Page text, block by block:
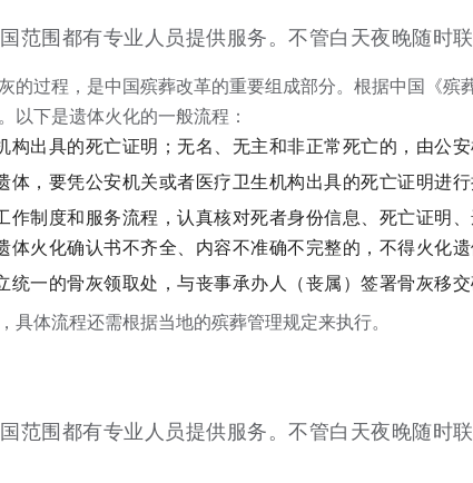
范围都有专业人员提供服务。不管白天夜晚随时
的过程，是中国殡葬改革的重要组成部分。根据中国《
以下是遗体火化的一般流程：
构出具的死亡证明；无名、无主和非正常死亡的，由公安
体，要凭公安机关或者医疗卫生机构出具的死亡证明进行
作制度和服务流程，认真核对死者身份信息、死亡证明
火化确认书不齐全、内容不准确不完整的，不得火化遗
统一的骨灰领取处，与丧事承办人（丧属）签署骨灰移交
体流程还需根据当地的殡葬管理规定来执行。
范围都有专业人员提供服务。不管白天夜晚随时